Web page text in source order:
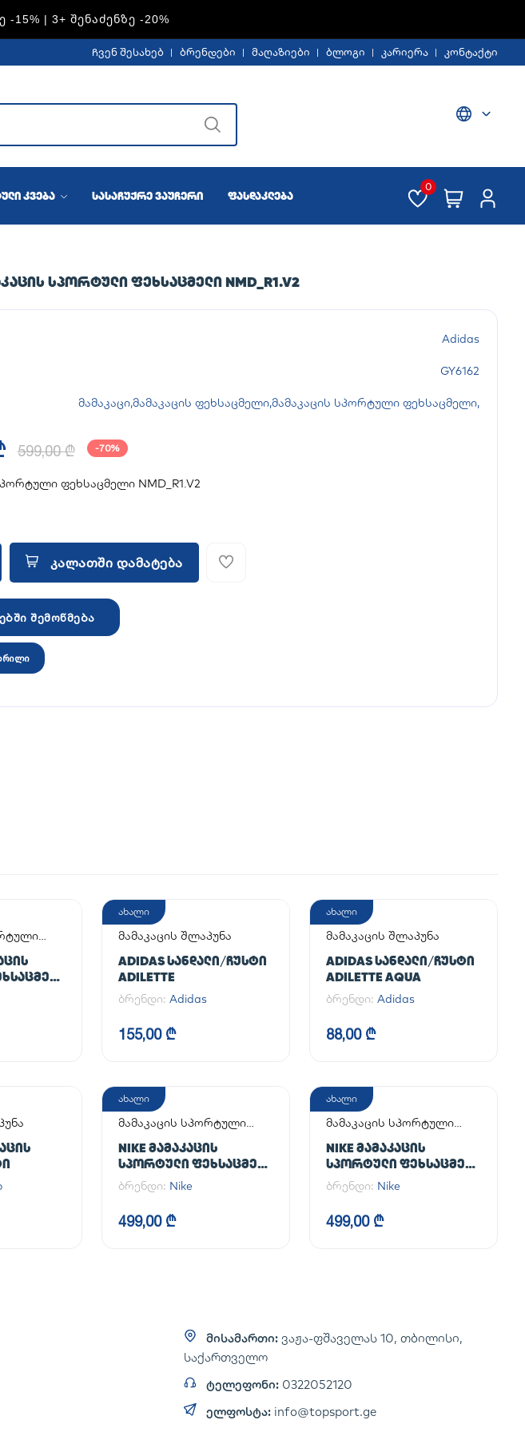
-20% | 3+ ᲨᲔᲜᲐᲫᲔᲜᲖᲔ -30%
ჩვენ შესახებ ბრენდები მაღაზიები ბლოგი კარიერა კონტაქტი
კვება სასაჩუქრე ვაუჩერი ფასდაკლება
0
ᲡᲞᲝᲠᲢᲣᲚᲘ ᲤᲔᲮᲡᲐᲪᲛᲔᲚᲘ NMD_R1.V2
Adidas
GY6162
მამაკაცი,მამაკაცის ფეხსაცმელი,მამაკაცის სპორტული ფეხსაცმელი,
599,00 ₾ -70%
ფეხსაცმელი NMD_R1.V2
კალათში დამატება
შემოწმება
ახალი
მამაკაცის შლაპუნა
ADIDAS ᲡᲐᲜᲓᲐᲚᲘ/ᲩᲣᲡᲢᲘ
ADILETTE
ბრენდი: Adidas
155,00 ₾
ახალი
მამაკაცის შლაპუნა
ADIDAS ᲡᲐᲜᲓᲐᲚᲘ/ᲩᲣᲡᲢᲘ
ADILETTE AQUA
ბრენდი: Adidas
88,00 ₾
ახალი
მამაკაცის სპორტული
NIKE ᲛᲐᲛᲐᲙᲐᲪᲘᲡ
ᲡᲞᲝᲠᲢᲣᲚᲘ ᲤᲔᲮᲡᲐᲪᲛᲔᲚᲘ
AIR FORCE 1 '07
ბრენდი: Nike
499,00 ₾
ახალი
მამაკაცის სპორტული
NIKE ᲛᲐᲛᲐᲙᲐᲪᲘᲡ
ᲡᲞᲝᲠᲢᲣᲚᲘ ᲤᲔᲮᲡᲐᲪᲛᲔᲚᲘ
AIR FORCE 1 '07
ბრენდი: Nike
499,00 ₾
მისამართი: ვაჟა-ფშაველას 10, თბილისი,
საქართველო
ტელეფონი: 0322052120
ელფოსტა: info@topsport.ge